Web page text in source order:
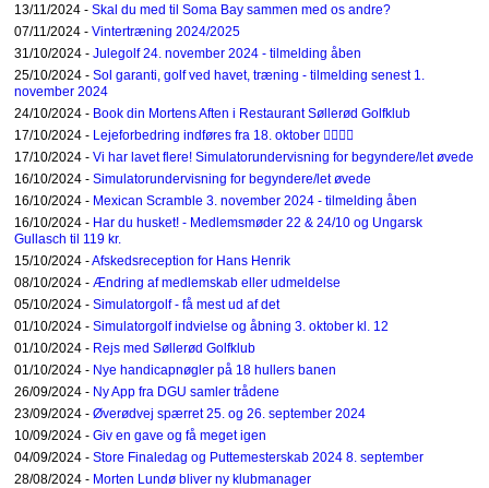
13/11/2024 - Skal du med til Soma Bay sammen med os andre?
07/11/2024 - Vintertræning 2024/2025
31/10/2024 - Julegolf 24. november 2024 - tilmelding åben
25/10/2024 - Sol garanti, golf ved havet, træning - tilmelding senest 1.
november 2024
24/10/2024 - Book din Mortens Aften i Restaurant Søllerød Golfklub
17/10/2024 - Lejeforbedring indføres fra 18. oktober 🏌️‍♀️🏌️‍♂️
17/10/2024 - Vi har lavet flere! Simulatorundervisning for begyndere/let øvede
16/10/2024 - Simulatorundervisning for begyndere/let øvede
16/10/2024 - Mexican Scramble 3. november 2024 - tilmelding åben
16/10/2024 - Har du husket! - Medlemsmøder 22 & 24/10 og Ungarsk
Gullasch til 119 kr.
15/10/2024 -Afskedsreception for Hans Henrik
08/10/2024 - Ændring af medlemskab eller udmeldelse
05/10/2024 - Simulatorgolf - få mest ud af det
01/10/2024 - Simulatorgolf indvielse og åbning 3. oktober kl. 12
01/10/2024 - Rejs med Søllerød Golfklub
01/10/2024 - Nye handicapnøgler på 18 hullers banen
26/09/2024 - Ny App fra DGU samler trådene
23/09/2024 - Øverødvej spærret 25. og 26. september 2024
10/09/2024 - Giv en gave og få meget igen
04/09/2024 - Store Finaledag og Puttemesterskab 2024 8. september
28/08/2024 - Morten Lundø bliver ny klubmanager